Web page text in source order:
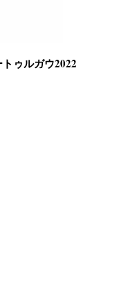
ゥルガウ2022